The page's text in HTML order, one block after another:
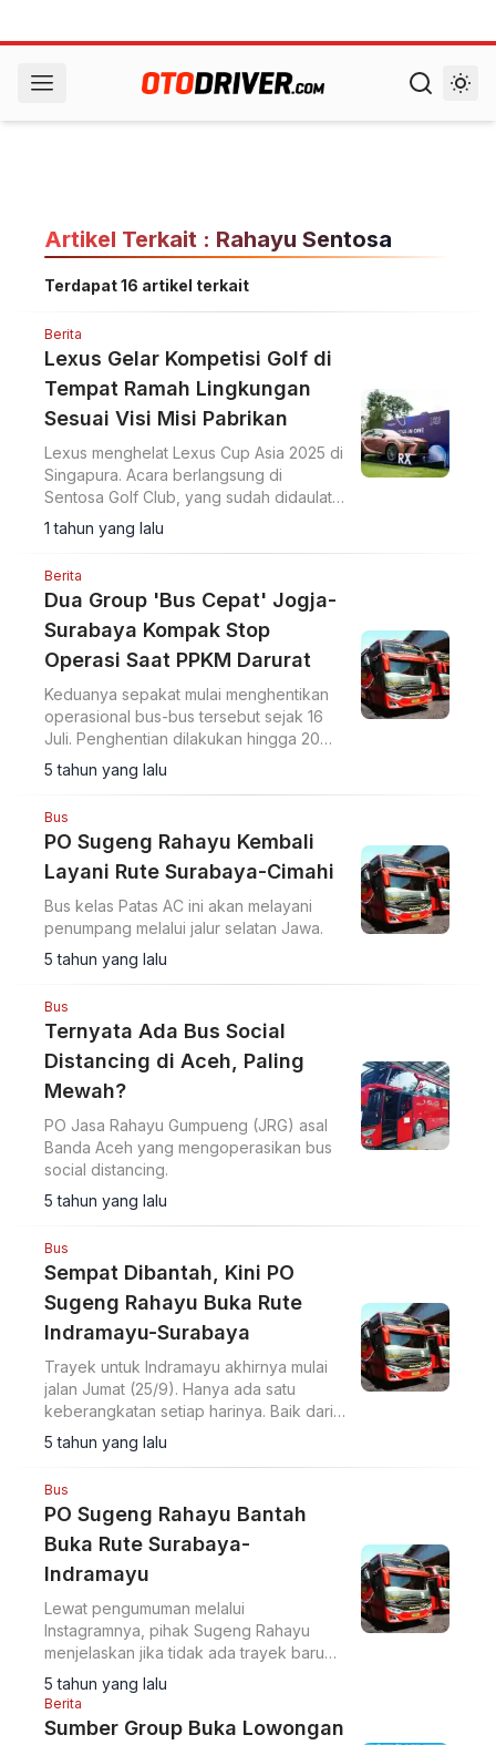
Artikel Terkait : Rahayu Sentosa
Terdapat 16 artikel terkait
Berita
Lexus Gelar Kompetisi Golf di
Tempat Ramah Lingkungan
Sesuai Visi Misi Pabrikan
Lexus menghelat Lexus Cup Asia 2025 di
Singapura. Acara berlangsung di
Sentosa Golf Club, yang sudah didaulat
sebagai tempat golf ramah lingkungan.
1 tahun yang lalu
Berita
Dua Group 'Bus Cepat' Jogja-
Surabaya Kompak Stop
Operasi Saat PPKM Darurat
Keduanya sepakat mulai menghentikan
operasional bus-bus tersebut sejak 16
Juli. Penghentian dilakukan hingga 20
Juli.
5 tahun yang lalu
Bus
PO Sugeng Rahayu Kembali
Layani Rute Surabaya-Cimahi
Bus kelas Patas AC ini akan melayani
penumpang melalui jalur selatan Jawa.
5 tahun yang lalu
Bus
Ternyata Ada Bus Social
Distancing di Aceh, Paling
Mewah?
PO Jasa Rahayu Gumpueng (JRG) asal
Banda Aceh yang mengoperasikan bus
social distancing.
5 tahun yang lalu
Bus
Sempat Dibantah, Kini PO
Sugeng Rahayu Buka Rute
Indramayu-Surabaya
Trayek untuk Indramayu akhirnya mulai
jalan Jumat (25/9). Hanya ada satu
keberangkatan setiap harinya. Baik dari
arah timur (Surabaya) atau barat
(Indramayu).
5 tahun yang lalu
Bus
PO Sugeng Rahayu Bantah
Buka Rute Surabaya-
Indramayu
Lewat pengumuman melalui
Instagramnya, pihak Sugeng Rahayu
menjelaskan jika tidak ada trayek baru
jurusan Surabaya-Indramayu via Cirebon.
5 tahun yang lalu
Berita
Sumber Group Buka Lowongan